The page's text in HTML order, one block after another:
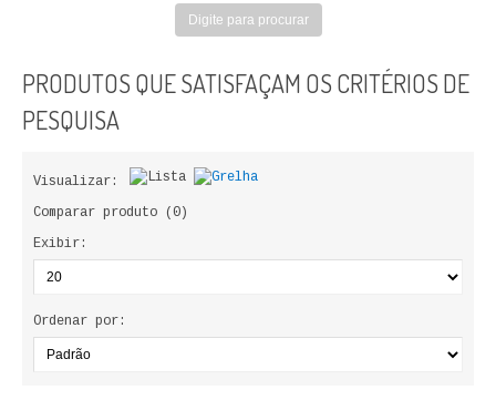
DIREITO
COSMOS DIREITO
ECONOMIA, GESTÃO, CONTABILIDADE
ANÁLISE DA ACÇÃO EDUCATIVA
PRODUTOS QUE SATISFAÇAM OS CRITÉRIOS DE
PESQUISA
Visualizar:
Comparar produto (0)
Exibir:
Ordenar por: